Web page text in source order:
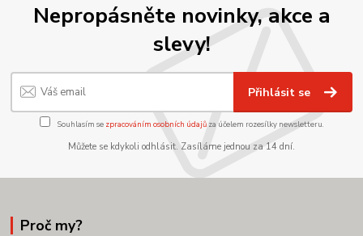
Nepropásněte novinky, akce a
slevy!
Přihlásit se
Souhlasím se zpracováním osobních údajůza účelem rozesílky newsletteru.
Můžete se kdykoli odhlásit. Zasíláme jednou za 14 dní.
Proč my?